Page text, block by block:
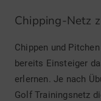
Chipping-Netz
Chippen und
bereits Einsteiger
erlernen. Je nach
Golf Trainingsnetz